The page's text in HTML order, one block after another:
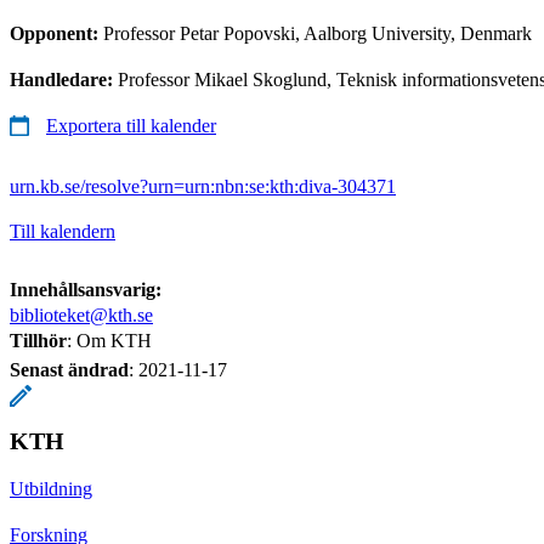
Opponent: Professor Petar Popovski, Aalborg University, Denmark
Handledare: Professor Mikael Skoglund, Teknisk
Exportera till kalender
urn.kb.se/resolve?urn=urn:nbn:se:kth:diva-304371
Till kalendern
Innehållsansvarig:
biblioteket@kth.se
Tillhör: Om KTH
Senast ändrad: 2021-11-17
KTH
Utbildning
Forskning